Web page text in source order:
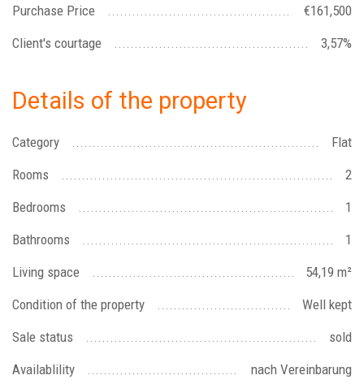
Purchase Price
€161,500
Client's courtage
3,57%
Details of the property
Category
Flat
Rooms
2
Bedrooms
1
Bathrooms
1
Living space
54,19 m²
Condition of the property
Well kept
Sale status
sold
Availablility
nach Vereinbarung